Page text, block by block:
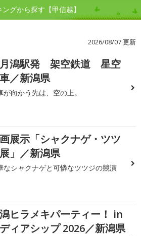
グから探す【甲信越】
2026/08/07 更新
潟駅発 架空鉄道 星空
／新潟県
が向かう先は、空の上。
展示「シャクナゲ・ツツ
」／新潟県
なシャクナゲと可憐なツツジの競演
ヒラメキパーティー！ in
ィアシップ 2026／新潟県